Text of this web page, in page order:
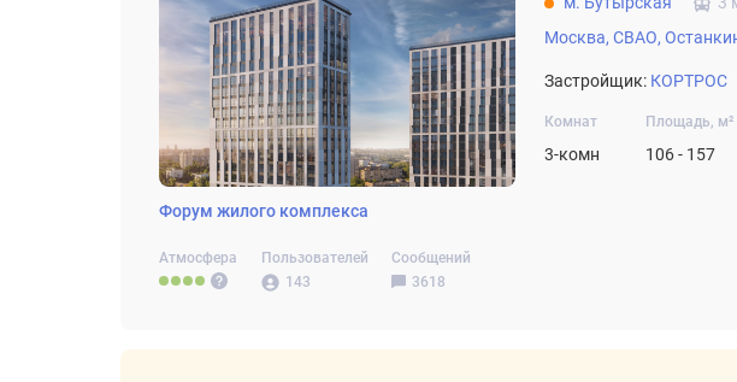
Форум жилого комплекса
Атмосфера
Пользователей
143
Сообщений
3618
Москва, СВАО,
Застройщик: КОРТРОС
Комнат Площадь, м²
3-комн 106 - 157